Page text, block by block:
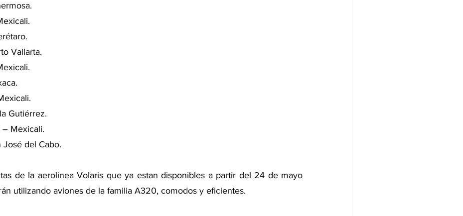
Vallarta.
Gutiérrez.
Mexicali.
José del Cabo.
de la aerolinea Volaris que ya estan disponibles a partir del 24 de mayo
utilizando aviones de la familia A320, comodos y eficientes.